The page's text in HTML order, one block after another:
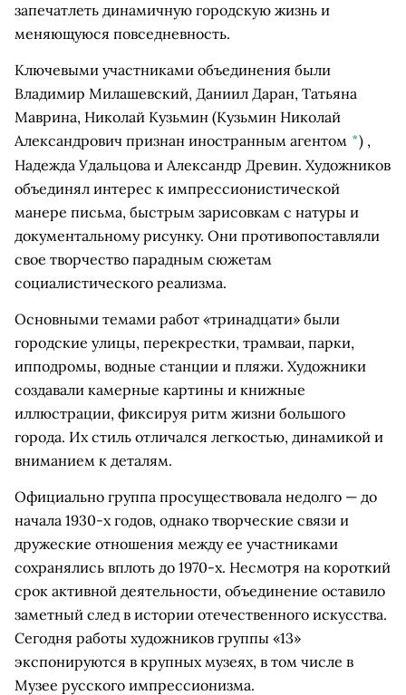
запечатлеть динамичную городскую жизнь и
меняющуюся повседневность.
Ключевыми участниками объединения были
Владимир Милашевский, Даниил Даран, Татьяна
Маврина, Николай Кузьмин (Кузьмин Николай
Александрович признан иностранным агентом *) ,
Надежда Удальцова и Александр Древин. Художников
объединял интерес к импрессионистической
манере письма, быстрым зарисовкам с натуры и
документальному рисунку. Они противопоставляли
свое творчество парадным сюжетам
социалистического реализма.
Основными темами работ «тринадцати» были
городские улицы, перекрестки, трамваи, парки,
ипподромы, водные станции и пляжи. Художники
создавали камерные картины и книжные
иллюстрации, фиксируя ритм жизни большого
города. Их стиль отличался легкостью, динамикой и
вниманием к деталям.
Официально группа просуществовала недолго — до
начала 1930-х годов, однако творческие связи и
дружеские отношения между ее участниками
сохранялись вплоть до 1970-х. Несмотря на короткий
срок активной деятельности, объединение оставило
заметный след в истории отечественного искусства.
Сегодня работы художников группы «13»
экспонируются в крупных музеях, в том числе в
Музее русского импрессионизма.